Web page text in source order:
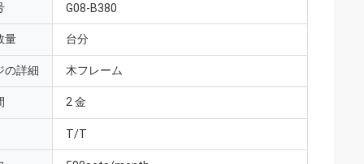
G08-B380
量 台分
の詳細 木フレーム
2 金
T/T